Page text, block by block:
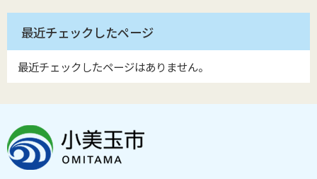
最近チェックしたページ
最近チェックしたページはありません。